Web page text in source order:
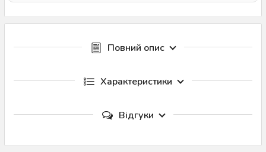
Повний опис
Характеристики
Відгуки